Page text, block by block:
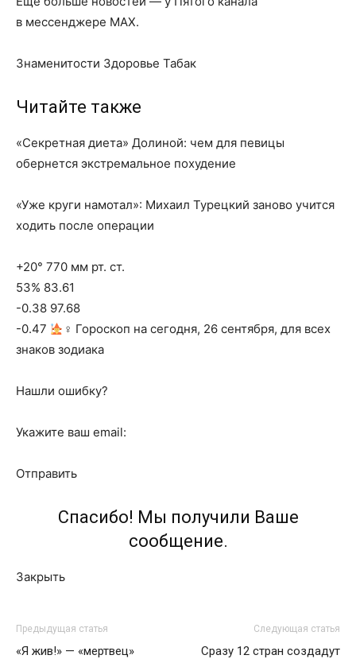
в мессенджере MAX.
Знаменитости Здоровье Табак
Читайте также
«Секретная диета» Долиной: чем для певицы
обернется экстремальное похудение
«Уже круги намотал»: Михаил Турецкий заново учится
ходить после операции
+20° 770 мм рт. ст.
53% 83.61
-0.38 97.68
-0.47
‍♀ Гороскоп на сегодня, 26 сентября, для всех
знаков зодиака
Нашли ошибку?
Укажите ваш email:
Отправить
Спасибо! Мы получили Ваше
сообщение.
Закрыть
Предыдущая статья
«Я жив!» — «мертвец»
Следующая статья
Сразу 12 стран создадут